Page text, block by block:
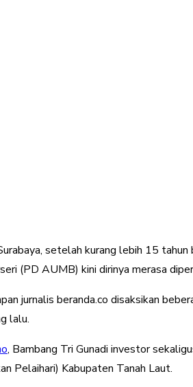
setelah kurang lebih 15
(PD AUMB) kini dirinya merasa
jurnalis beranda.co disaksikan
lalu.
, Bambang Tri Gunadi investor
Pelaihari) Kabupaten Tanah Laut.